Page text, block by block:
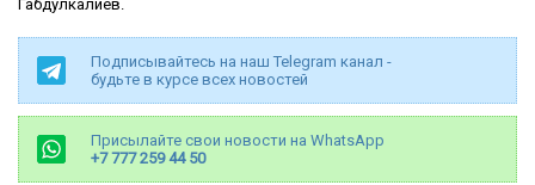
Габдулкалиев.
Подписывайтесь на наш Telegram канал -
будьте в курсе всех новостей
Присылайте свои новости на WhatsApp
+7 777 259 44 50